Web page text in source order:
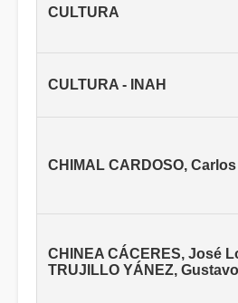
CULTURA
CULTURA - INAH
CHIMAL CARDOSO, Carlos
CHINEA CÁCERES, José
TRUJILLO YÁNEZ,